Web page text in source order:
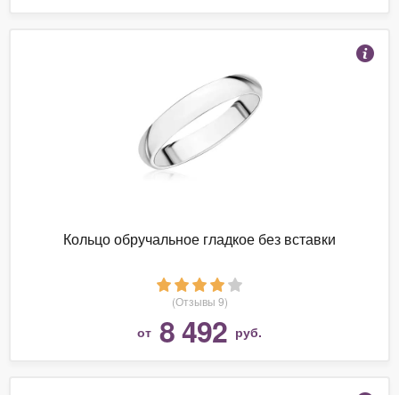
Кольцо обручальное гладкое без вставки
(Отзывы 9)
от 8 492 руб.